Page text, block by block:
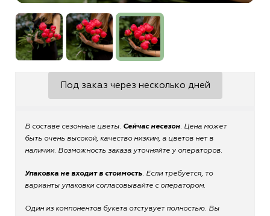
В составе сезонные цветы. Сейчас несезон. Цена может
быть очень высокой, качество низким, а цветов нет в
наличии. Возможность заказа уточняйте у операторов.
Упаковка не входит в стоимость. Если требуется, то
варианты упаковки согласовывайте с оператором.
Один из компонентов букета отстувует полностью. Вы
Под заказ через несколько дней